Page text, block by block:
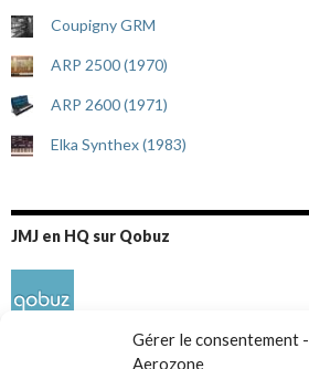
Gérer le consentement -
Aerozone
Coupigny GRM
ARP 2500 (1970)
ARP 2600 (1971)
Elka Synthex (1983)
JMJ en HQ sur Qobuz